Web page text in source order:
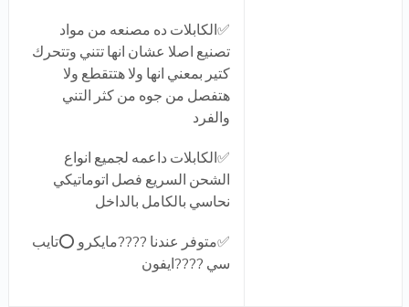
✅الكابلات ده مصنعه من مواد
تصنيع اصلا عشان انها تتني وتتحرك
كتير بمعني انها ولا هتتقطع ولا
هتفصل من جوه من كثر التني
والفرد
✅الكابلات داعمه لجميع انواع
الشحن السريع فصل اتوماتيكي
نحاسي بالكامل بالداخل
✅متوفر عندنا ????مايكرو ⭕تايب
سي ????ايفون